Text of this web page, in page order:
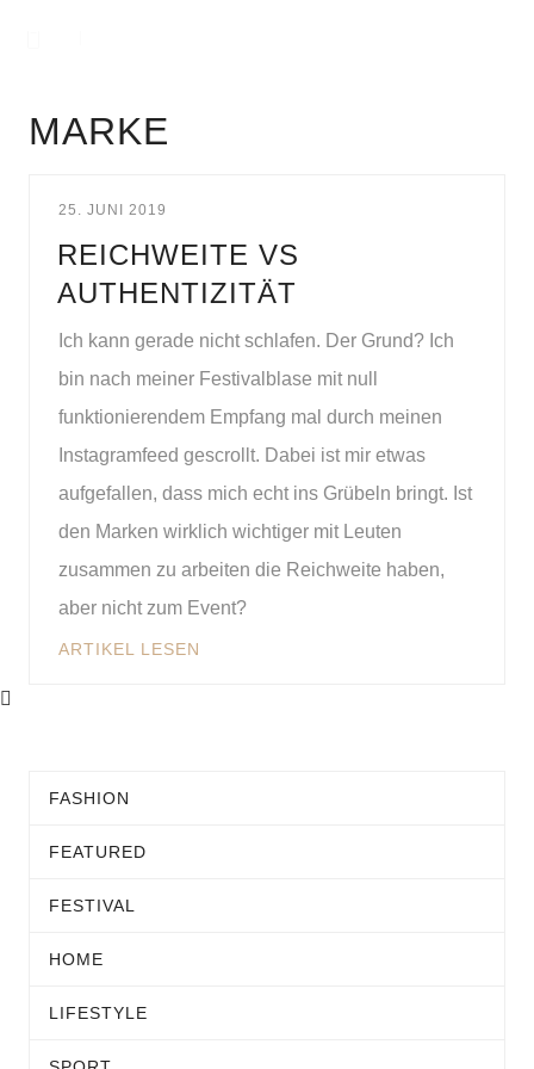
MARKE
25. JUNI 2019
REICHWEITE VS
AUTHENTIZITÄT
Ich kann gerade nicht schlafen. Der Grund? Ich
bin nach meiner Festivalblase mit null
funktionierendem Empfang mal durch meinen
Instagramfeed gescrollt. Dabei ist mir etwas
aufgefallen, dass mich echt ins Grübeln bringt. Ist
den Marken wirklich wichtiger mit Leuten
zusammen zu arbeiten die Reichweite haben,
aber nicht zum Event?
ARTIKEL LESEN
FASHION
FEATURED
FESTIVAL
HOME
LIFESTYLE